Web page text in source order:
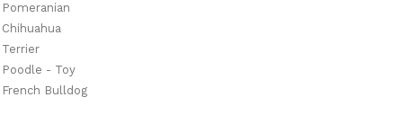
Pomeranian
Chihuahua
Terrier
Poodle - Toy
French Bulldog